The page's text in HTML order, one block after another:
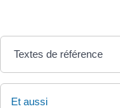
Textes de référence
Et aussi